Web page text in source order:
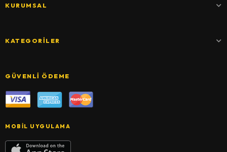
KURUMSAL
KATEGORILER
GÜVENLI ÖDEME
MOBIL UYGULAMA